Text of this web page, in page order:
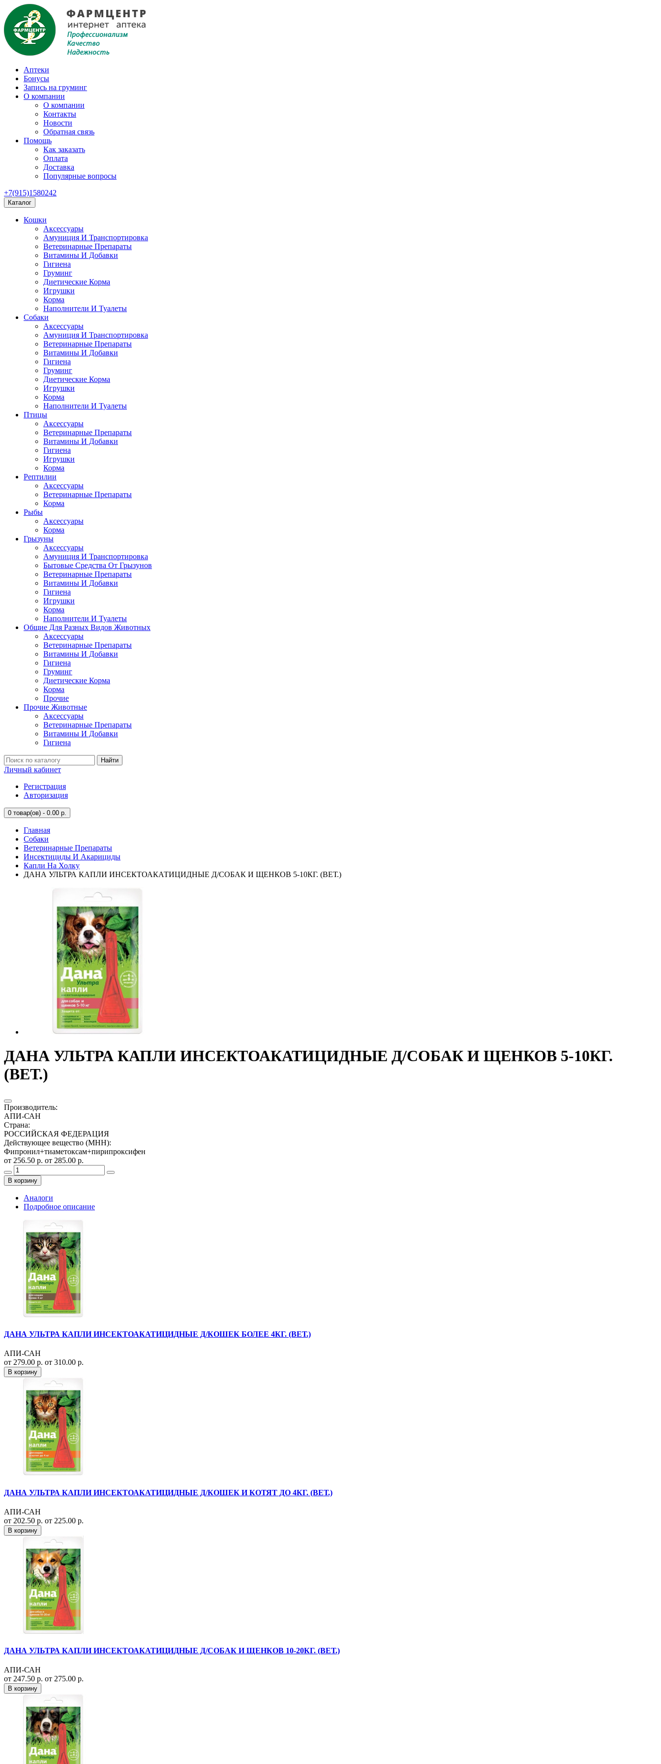
Аптеки
Бонусы
Запись на груминг
О компании
О компании
Контакты
Новости
Обратная связь
Помощь
Как заказать
Оплата
Доставка
Популярные вопросы
+7(915)1580242
Каталог
Кошки
Аксессуары
Амуниция И Транспортировка
Ветеринарные Препараты
Витамины И Добавки
Гигиена
Груминг
Диетические Корма
Игрушки
Корма
Наполнители И Туалеты
Собаки
Аксессуары
Амуниция И Транспортировка
Ветеринарные Препараты
Витамины И Добавки
Гигиена
Груминг
Диетические Корма
Игрушки
Корма
Наполнители И Туалеты
Птицы
Аксессуары
Ветеринарные Препараты
Витамины И Добавки
Гигиена
Игрушки
Корма
Рептилии
Аксессуары
Ветеринарные Препараты
Корма
Рыбы
Аксессуары
Корма
Грызуны
Аксессуары
Амуниция И Транспортировка
Бытовые Средства От Грызунов
Ветеринарные Препараты
Витамины И Добавки
Гигиена
Игрушки
Корма
Наполнители И Туалеты
Общие Для Разных Видов Животных
Аксессуары
Ветеринарные Препараты
Витамины И Добавки
Гигиена
Груминг
Диетические Корма
Корма
Прочие
Прочие Животные
Аксессуары
Ветеринарные Препараты
Витамины И Добавки
Гигиена
Найти
Личный кабинет
Регистрация
Авторизация
0 товар(ов) - 0.00 р.
Главная
Собаки
Ветеринарные Препараты
Инсектициды И Акарициды
Капли На Холку
ДАНА УЛЬТРА КАПЛИ ИНСЕКТОАКАТИЦИДНЫЕ Д/СОБАК И ЩЕНКОВ 5-10КГ. (ВЕТ.)
ДАНА УЛЬТРА КАПЛИ ИНСЕКТОАКАТИЦИДНЫЕ Д/СОБАК И ЩЕНКОВ 5-10КГ.
(ВЕТ.)
Производитель:
АПИ-САН
Страна:
РОССИЙСКАЯ ФЕДЕРАЦИЯ
Действующее вещество (МНН):
Фипронил+тиаметоксам+пирипроксифен
от 256.50 р. от 285.00 р.
В корзину
Аналоги
Подробное описание
ДАНА УЛЬТРА КАПЛИ ИНСЕКТОАКАТИЦИДНЫЕ Д/КОШЕК БОЛЕЕ 4КГ. (ВЕТ.)
АПИ-САН
от 279.00 р. от 310.00 р.
В корзину
ДАНА УЛЬТРА КАПЛИ ИНСЕКТОАКАТИЦИДНЫЕ Д/КОШЕК И КОТЯТ ДО 4КГ. (ВЕТ.)
АПИ-САН
от 202.50 р. от 225.00 р.
В корзину
ДАНА УЛЬТРА КАПЛИ ИНСЕКТОАКАТИЦИДНЫЕ Д/СОБАК И ЩЕНКОВ 10-20КГ. (ВЕТ.)
АПИ-САН
от 247.50 р. от 275.00 р.
В корзину